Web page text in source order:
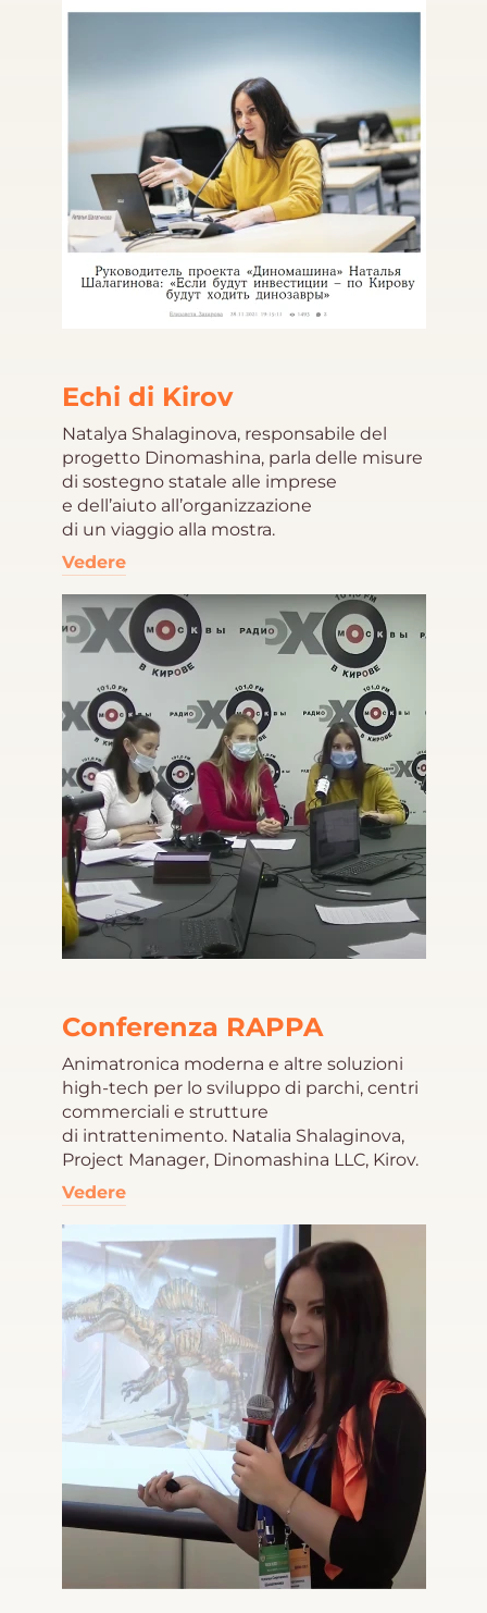
Echi di Kirov
Natalya Shalaginova, responsabile del
progetto Dinomashina, parla delle misure
di sostegno statale alle imprese
e dell’aiuto all’organizzazione
di un viaggio alla mostra.
Vedere
Conferenza RAPPA
Animatronica moderna e altre soluzioni
high-tech per lo sviluppo di parchi, centri
commerciali e strutture
di intrattenimento. Natalia Shalaginova,
Project Manager, Dinomashina LLC, Kirov.
Vedere